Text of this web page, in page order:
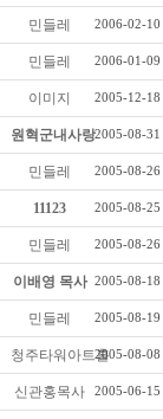
민들레 2006-02-10
민들레 2006-01-09
이미지 2005-12-18
원혁군내사랑2005-08-31
민들레 2005-08-26
11123 2005-08-25
민들레 2005-08-26
이배영 목사 2005-08-18
민들레 2005-08-19
청주타워아트홀2005-08-08
신관홍목사 2005-06-15